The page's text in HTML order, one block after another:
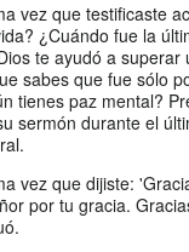
vez que testificaste
¿Cuándo fue la
te ayudó a superar
sabes que fue sólo
tienes paz mental?
sermón durante el
vez que dijiste:
por tu gracia.